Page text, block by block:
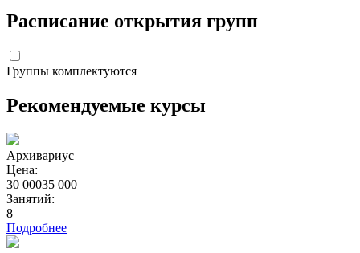
Расписание открытия групп
Группы комплектуются
Рекомендуемые курсы
Архивариус
Цена:
30 00035 000
Занятий:
8
Подробнее